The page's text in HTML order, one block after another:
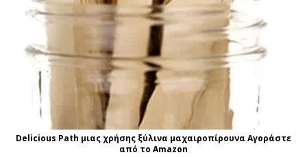
Delicious Path μιας χρήσης ξύλινα μαχαιροπίρουνα Αγοράστε
από το Amazon